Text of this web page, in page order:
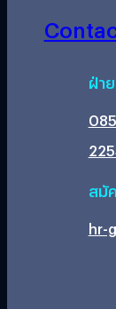
ฝ่า
สมั
hr-